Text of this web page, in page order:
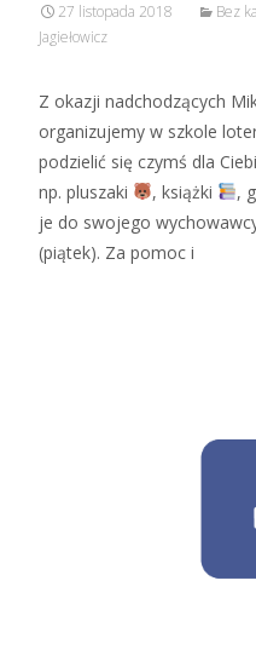
27 listopada 2018 Bez
Jagiełowicz
Z okazji nadchodzących
organizujemy w szkole
podzielić się czymś dla
np. pluszaki
, książki ,
je do swojego
(piątek). Za pomoc i